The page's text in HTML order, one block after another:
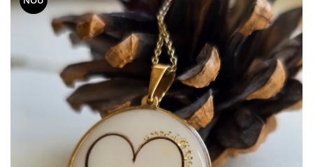
Inele argint
Pandantive
Pandantive aur
Pandantive argint
Vouchere Cadou
Seturi bijuterii
Seturi din argint
Seturi din aur